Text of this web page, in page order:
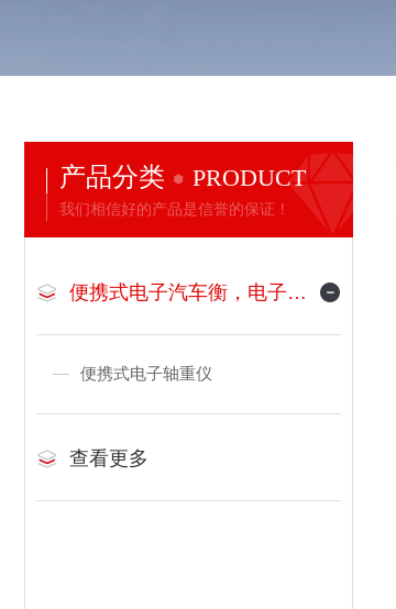
产品分类 PRODUCT
我们相信好的产品是信誉的保证！
便携式电子汽车衡，电子地磅
便携式电子轴重仪
查看更多